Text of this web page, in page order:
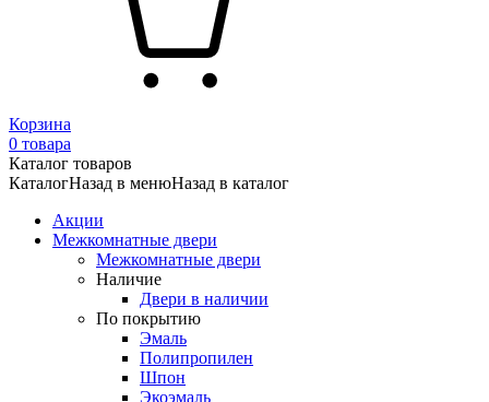
Корзина
0 товара
Каталог товаров
КаталогНазад в менюНазад в каталог
Акции
Межкомнатные двери
Межкомнатные двери
Наличие
Двери в наличии
По покрытию
Эмаль
Полипропилен
Шпон
Экоэмаль